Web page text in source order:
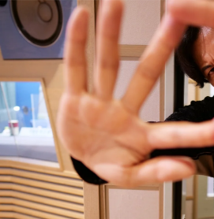
お知らせ
イベント・グッズ
YouTube
会社情報